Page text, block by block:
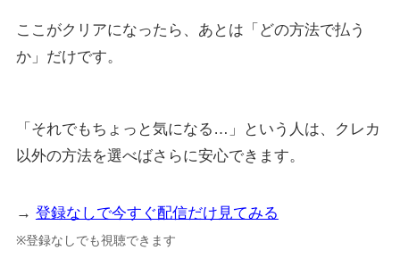
ここがクリアになったら、あとは「どの方法で払う
か」だけです。
「それでもちょっと気になる…」という人は、クレカ
以外の方法を選べばさらに安心できます。
→ 登録なしで今すぐ配信だけ見てみる
※登録なしでも視聴できます